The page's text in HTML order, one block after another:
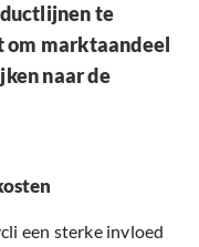
te
om marktaandeel
naar de
een sterke invloed